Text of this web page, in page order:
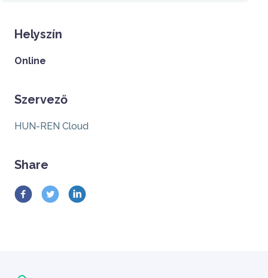
Helyszín
Online
Szervező
HUN-REN Cloud
Share